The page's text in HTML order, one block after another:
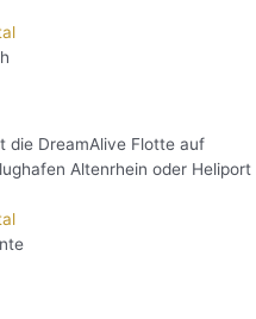
die DreamAlive Flotte auf
Altenrhein oder Heliport